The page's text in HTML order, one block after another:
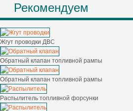
Рекомендуем
Жгут проводки ДВС
Обратный клапан топливной рампы
Обратный клапан топливной рампы
Распылитель топливной форсунки